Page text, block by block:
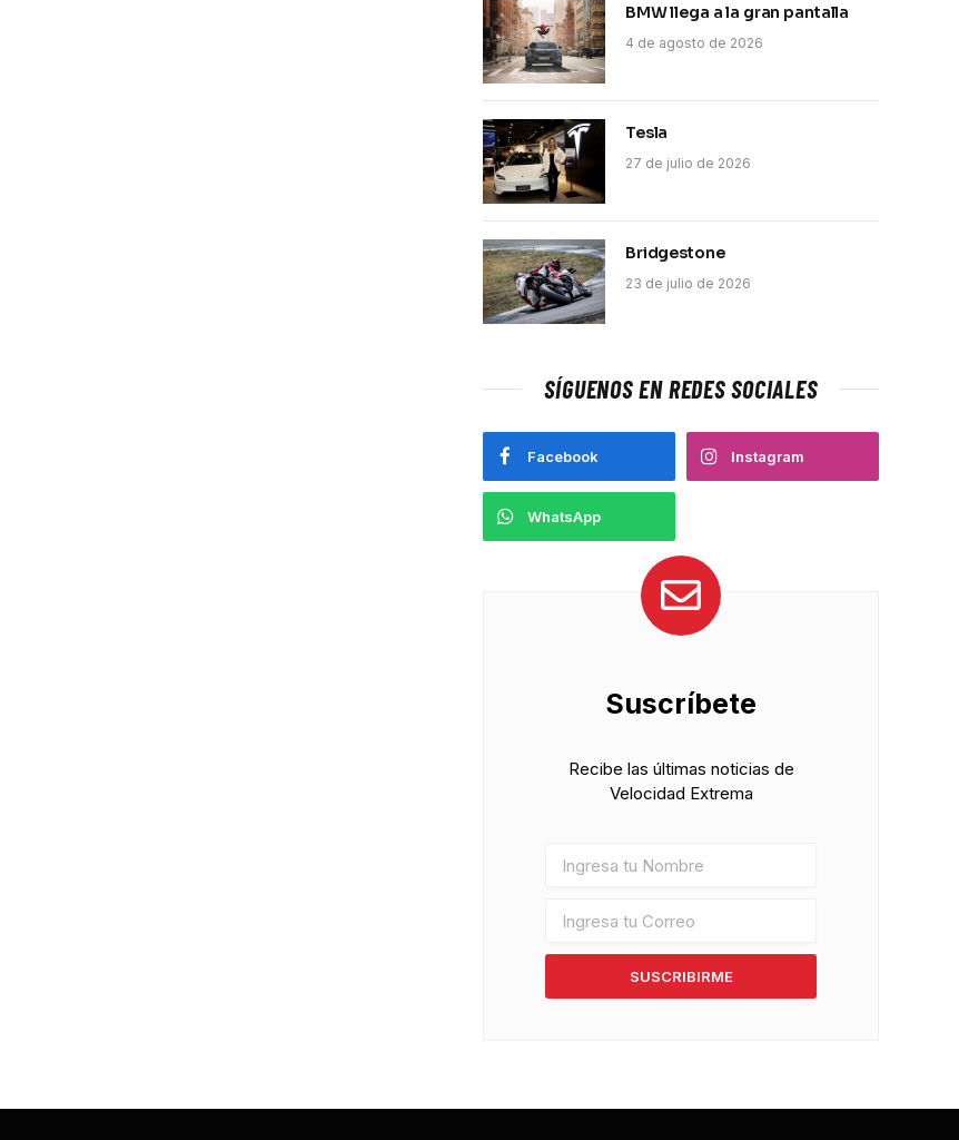
BMW llega a la gran pantalla
4 de agosto de 2026
Tesla
27 de julio de 2026
Bridgestone
23 de julio de 2026
SÍGUENOS EN REDES SOCIALES
Facebook Instagram
WhatsApp
Suscríbete
Recibe las últimas noticias de
Velocidad Extrema
SUSCRIBIRME